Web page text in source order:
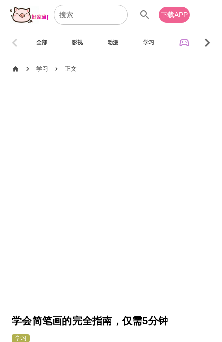
search 下载APP
全部 影视 动漫 学习 sports_esports
chevron_left chevron_right
home chevron_right 学习 chevron_right 正文
学会简笔画的完全指南，仅需5分钟
学习